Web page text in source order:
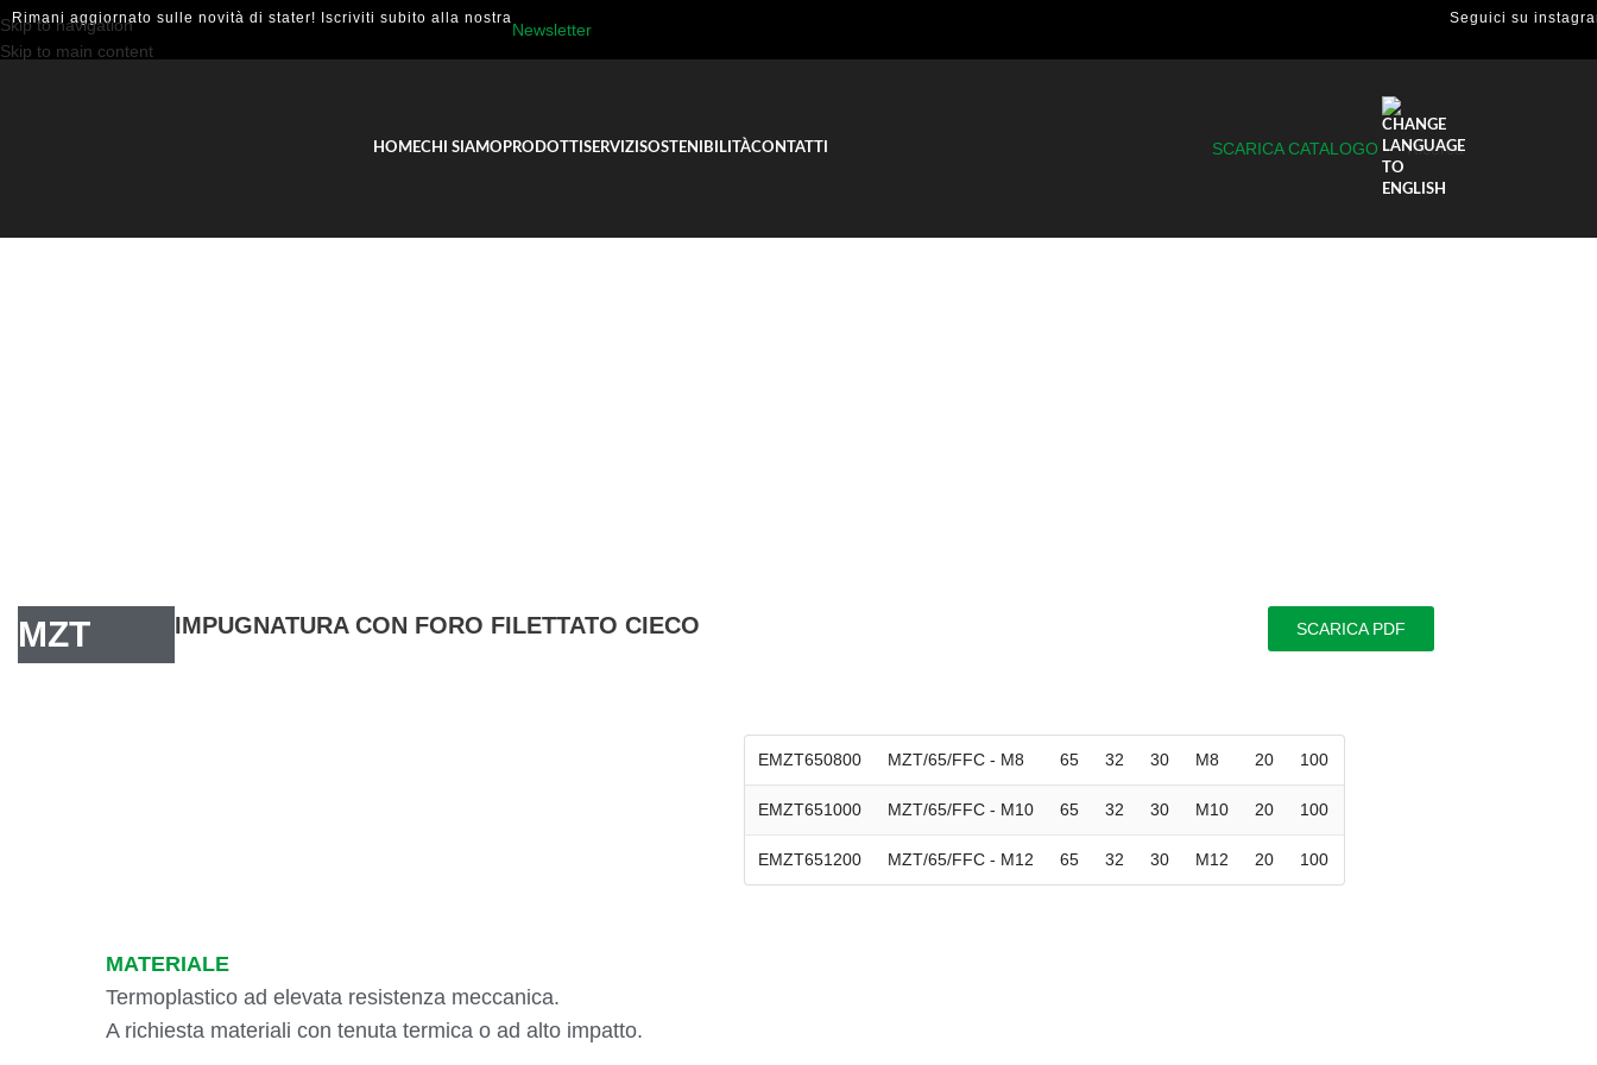
Skip to navigation
Skip to main content
Rimani aggiornato sulle novità di stater! Iscriviti subito alla nostra
Newsletter
Seguici su
HOMECHI SIAMO PRODOTTI SERVIZI SOSTENIBILITÀCONTATTI SCARICA CATALOGO
Ricerca
MZT IMPUGNATURA CON FORO FILETTATO CIECO SCARICA PDF
EMZT650800 MZT/65/FFC - M8 65 32 30 M8 20 100
EMZT651000 MZT/65/FFC - M10 65 32 30 M10 20 100
EMZT651200 MZT/65/FFC - M12 65 32 30 M12 20 100
MATERIALE
Termoplastico ad elevata resistenza meccanica.
A richiesta materiali con tenuta termica o ad alto impatto.